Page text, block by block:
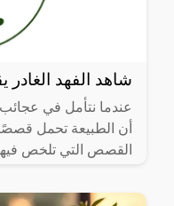
شاهد الفهد
عندما نتأمل في عجائب
أن الطبيعة تحمل
القصص التي تلخص فيها